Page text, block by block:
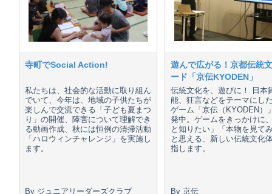
寺町でSocial Action!
私たちは、社会的な活動に取り組ん
でいて、今年は、地域の子供たちが
楽しんで交流できる「子ども夏まつ
り」の開催、障害について理解でき
る動画作成、秋には恒例の清掃活動
「ハロウィンチャレンジ」を実施し
ます。
By ジュニアリーダーズクラブ
遊んで広がる！京都伝統
ード「京伝KYODEN」
伝統文化を、遊びに！ 日本
能、狂言などをテーマにし
ゲーム「京伝（KYODEN）
発中。ゲームをきっかけに
と知りたい」「本物を見て
と思える、新しい伝統文化
指します。
By 京伝